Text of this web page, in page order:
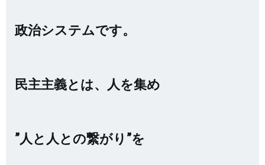
政治システムです。
民主主義とは、人を集め
”人と人との繋がり”を